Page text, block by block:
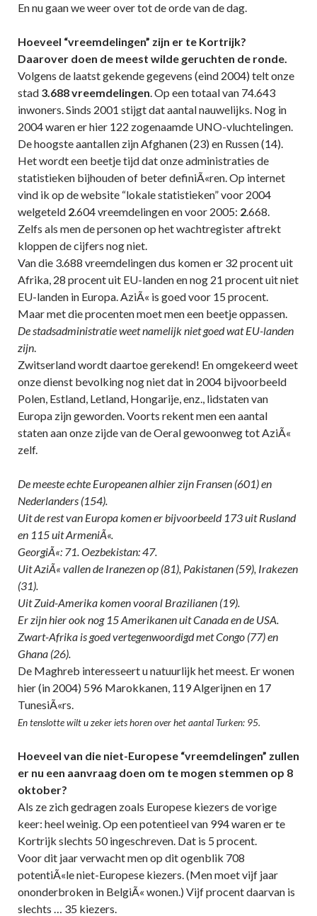
En nu gaan we weer over tot de orde van de dag.
Hoeveel “vreemdelingen” zijn er te Kortrijk?
Daarover doen de meest wilde geruchten de ronde.
Volgens de laatst gekende gegevens (eind 2004) telt onze
stad 3.688 vreemdelingen. Op een totaal van 74.643
inwoners. Sinds 2001 stijgt dat aantal nauwelijks. Nog in
2004 waren er hier 122 zogenaamde UNO-vluchtelingen.
De hoogste aantallen zijn Afghanen (23) en Russen (14).
Het wordt een beetje tijd dat onze administraties de
statistieken bijhouden of beter definiÃ«ren. Op internet
vind ik op de website “lokale statistieken” voor 2004
welgeteld 2.604 vreemdelingen en voor 2005: 2.668.
Zelfs als men de personen op het wachtregister aftrekt
kloppen de cijfers nog niet.
Van die 3.688 vreemdelingen dus komen er 32 procent uit
Afrika, 28 procent uit EU-landen en nog 21 procent uit niet
EU-landen in Europa. AziÃ« is goed voor 15 procent.
Maar met die procenten moet men een beetje oppassen.
De stadsadministratie weet namelijk niet goed wat EU-landen
zijn.
Zwitserland wordt daartoe gerekend! En omgekeerd weet
onze dienst bevolking nog niet dat in 2004 bijvoorbeeld
Polen, Estland, Letland, Hongarije, enz., lidstaten van
Europa zijn geworden. Voorts rekent men een aantal
staten aan onze zijde van de Oeral gewoonweg tot AziÃ«
zelf.
De meeste echte Europeanen alhier zijn Fransen (601) en
Nederlanders (154).
Uit de rest van Europa komen er bijvoorbeeld 173 uit Rusland
en 115 uit ArmeniÃ«.
GeorgiÃ«: 71. Oezbekistan: 47.
Uit AziÃ« vallen de Iranezen op (81), Pakistanen (59), Irakezen
(31).
Uit Zuid-Amerika komen vooral Brazilianen (19).
Er zijn hier ook nog 15 Amerikanen uit Canada en de USA.
Zwart-Afrika is goed vertegenwoordigd met Congo (77) en
Ghana (26).
De Maghreb interesseert u natuurlijk het meest. Er wonen
hier (in 2004) 596 Marokkanen, 119 Algerijnen en 17
TunesiÃ«rs.
En tenslotte wilt u zeker iets horen over het aantal Turken: 95.
Hoeveel van die niet-Europese “vreemdelingen” zullen
er nu een aanvraag doen om te mogen stemmen op 8
oktober?
Als ze zich gedragen zoals Europese kiezers de vorige
keer: heel weinig. Op een potentieel van 994 waren er te
Kortrijk slechts 50 ingeschreven. Dat is 5 procent.
Voor dit jaar verwacht men op dit ogenblik 708
potentiÃ«le niet-Europese kiezers. (Men moet vijf jaar
ononderbroken in BelgiÃ« wonen.) Vijf procent daarvan is
slechts … 35 kiezers.